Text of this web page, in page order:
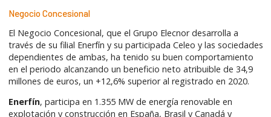
Negocio Concesional
El Negocio Concesional, que el Grupo Elecnor desarrolla a
través de su filial Enerfín y su participada Celeo y las sociedades
dependientes de ambas, ha tenido su buen comportamiento
en el periodo alcanzando un beneficio neto atribuible de 34,9
millones de euros, un +12,6% superior al registrado en 2020.
Enerfín, participa en 1.355 MW de energía renovable en
explotación y construcción en España, Brasil y Canadá y